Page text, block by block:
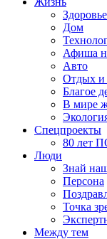
Здоровье
Дом
Афиша
Авто
Отдых и
Благое
В мире
Спецпроекты
80 лет
Люди
Знай
Персона
Точка
Между тем